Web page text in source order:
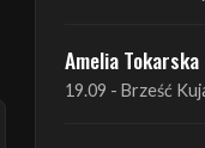
Liquid Shadows
19.09 - Kościan,